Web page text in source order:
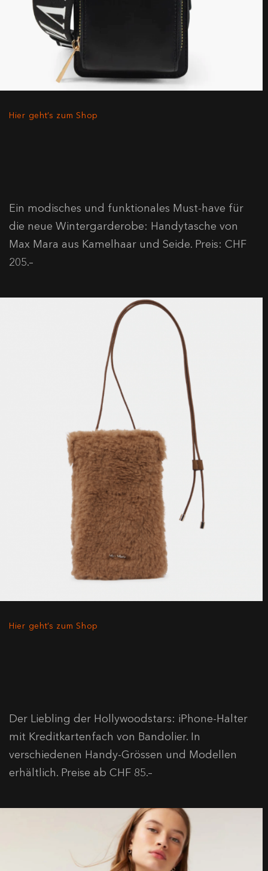
Hier geht’s zum Shop
Ein modisches und funktionales Must-have für
die neue Wintergarderobe: Handytasche von
Max Mara aus Kamelhaar und Seide. Preis: CHF
205.–
Hier geht’s zum Shop
Der Liebling der Hollywoodstars: iPhone-Halter
mit Kreditkartenfach von Bandolier. In
verschiedenen Handy-Grössen und Modellen
erhältlich. Preise ab CHF 85.–